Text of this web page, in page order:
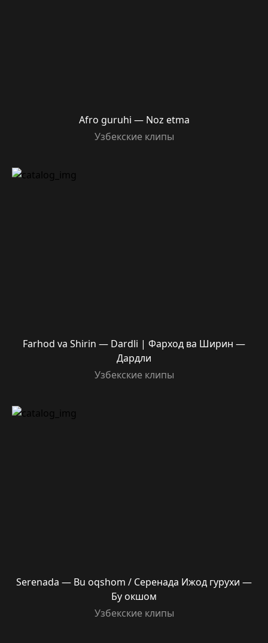
Afro guruhi — Noz etma
Узбекские клипы
Farhod va Shirin — Dardli | Фарход ва Ширин —
Дардли
Узбекские клипы
Serenada — Bu oqshom / Серенада Ижод гурухи —
Бу окшом
Узбекские клипы